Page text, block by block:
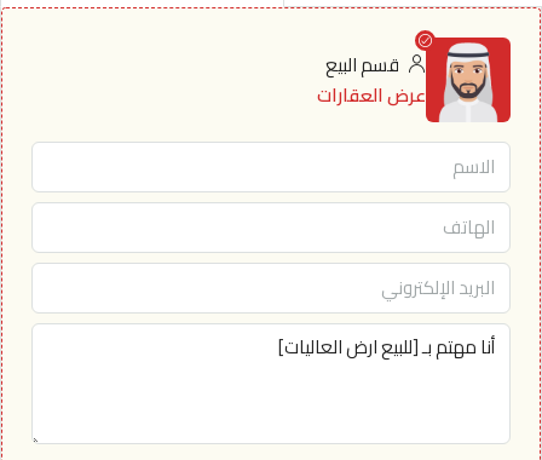
قسم البيع
عرض العقارات